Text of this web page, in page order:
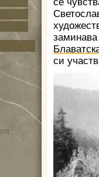
[10]
си